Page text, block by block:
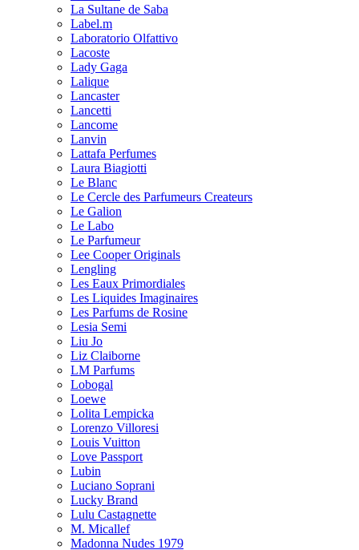
La Sultane de Saba
Label.m
Laboratorio Olfattivo
Lacoste
Lady Gaga
Lalique
Lancaster
Lancetti
Lancome
Lanvin
Lattafa Perfumes
Laura Biagiotti
Le Blanc
Le Cercle des Parfumeurs Createurs
Le Galion
Le Labo
Le Parfumeur
Lee Cooper Originals
Lengling
Les Eaux Primordiales
Les Liquides Imaginaires
Les Parfums de Rosine
Lesia Semi
Liu Jo
Liz Claiborne
LM Parfums
Lobogal
Loewe
Lolita Lempicka
Lorenzo Villoresi
Louis Vuitton
Love Passport
Lubin
Luciano Soprani
Lucky Brand
Lulu Castagnette
M. Micallef
Madonna Nudes 1979